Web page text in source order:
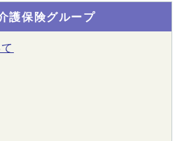
護保険グループ